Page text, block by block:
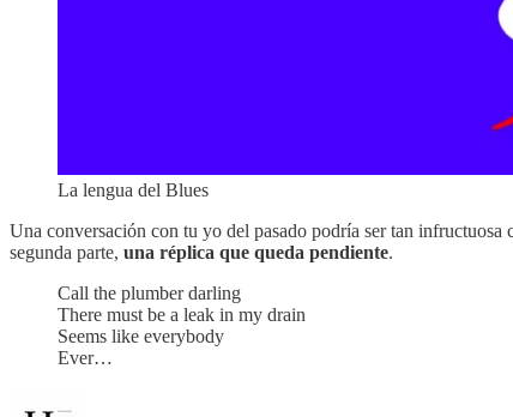
La lengua del Blues
Una conversación con tu yo del pasado podría ser tan
segunda parte, una réplica que queda pendiente.
Call the plumber darling
There must be a leak in my drain
Seems like everybody
Ever…